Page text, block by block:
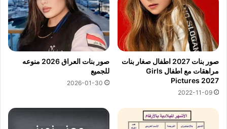
صور بنات 2027 اطفال صغار بنات
مراهقات مع اطفال Girls
Pictures 2027
2022-11-09
صور بنات العراق 2026 منوعه
للجميع
2026-01-30